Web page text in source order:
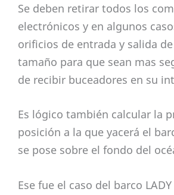
Se deben retirar todos los
electrónicos y en algunos
orificios de entrada y salida
tamaño para que sean mas
de recibir buceadores en su
Es lógico también calcular la
posición a la que yacerá el
se pose sobre el fondo del
Ese fue el caso del barco